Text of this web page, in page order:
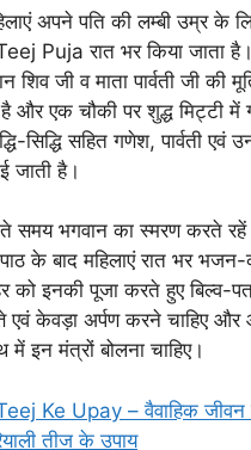
अपने पति की लम्बी उम्र के
Puja रात भर किया जाता
शिव जी व माता पार्वती जी की
है और एक चौकी पर शुद्ध मिट्टी में
सिद्धि सहित गणेश, पार्वती एवं
जाती है।
समय भगवान का स्मरण करते
के बाद महिलाएं रात भर भजन-
को इनकी पूजा करते हुए बिल्व-
एवं केवड़ा अर्पण करने चाहिए और
में इन मंत्रों बोलना चाहिए।
Ke Upay – वैवाहिक
तीज के उपाय